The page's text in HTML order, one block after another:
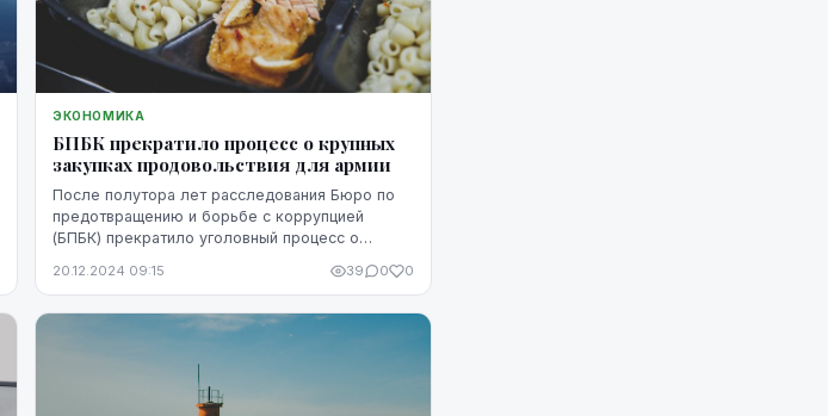
ЭКОНОМИКА
БПБК прекратило процесс о крупных
закупках продовольствия для армии
После полутора лет расследования Бюро по
предотвращению и борьбе с коррупцией
(БПБК) прекратило уголовный процесс о
крупномасштабных закупках продовольствия
20.12.2024 09:15 39 0 0